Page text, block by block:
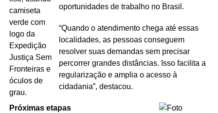
oportunidades de trabalho no Brasil.
“Quando o atendimento chega até essas
localidades, as pessoas conseguem
resolver suas demandas sem precisar
percorrer grandes distâncias. Isso facilita a
regularização e amplia o acesso à
cidadania”, destacou.
Próximas etapas